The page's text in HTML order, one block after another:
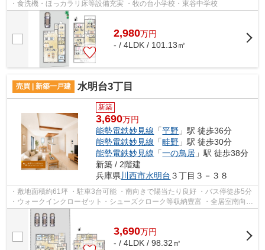
・食洗機・ほっカラリ床等設備充実 ・牧の台小学校・東谷中学校
2,980万円
- / 4LDK / 101.13㎡
売買 | 新築一戸建 水明台3丁目
新築
3,690万円
能勢電鉄妙見線 「平野 」駅 徒歩36分
能勢電鉄妙見線 「畦野 」駅 徒歩30分
能勢電鉄妙見線 「一の鳥居 」駅 徒歩38分
新築 / 2階建
兵庫県 川西市水明台 ３丁目３－３８
・敷地面積約61坪 ・駐車3台可能 ・南向きで陽当たり良好 ・バス停徒歩5分
・ウォークインクローゼット・シューズクローク等収納豊富 ・全居室南向き
・浴室乾燥機等設備充実の新築一...
3,690万円
- / 4LDK / 98.32㎡